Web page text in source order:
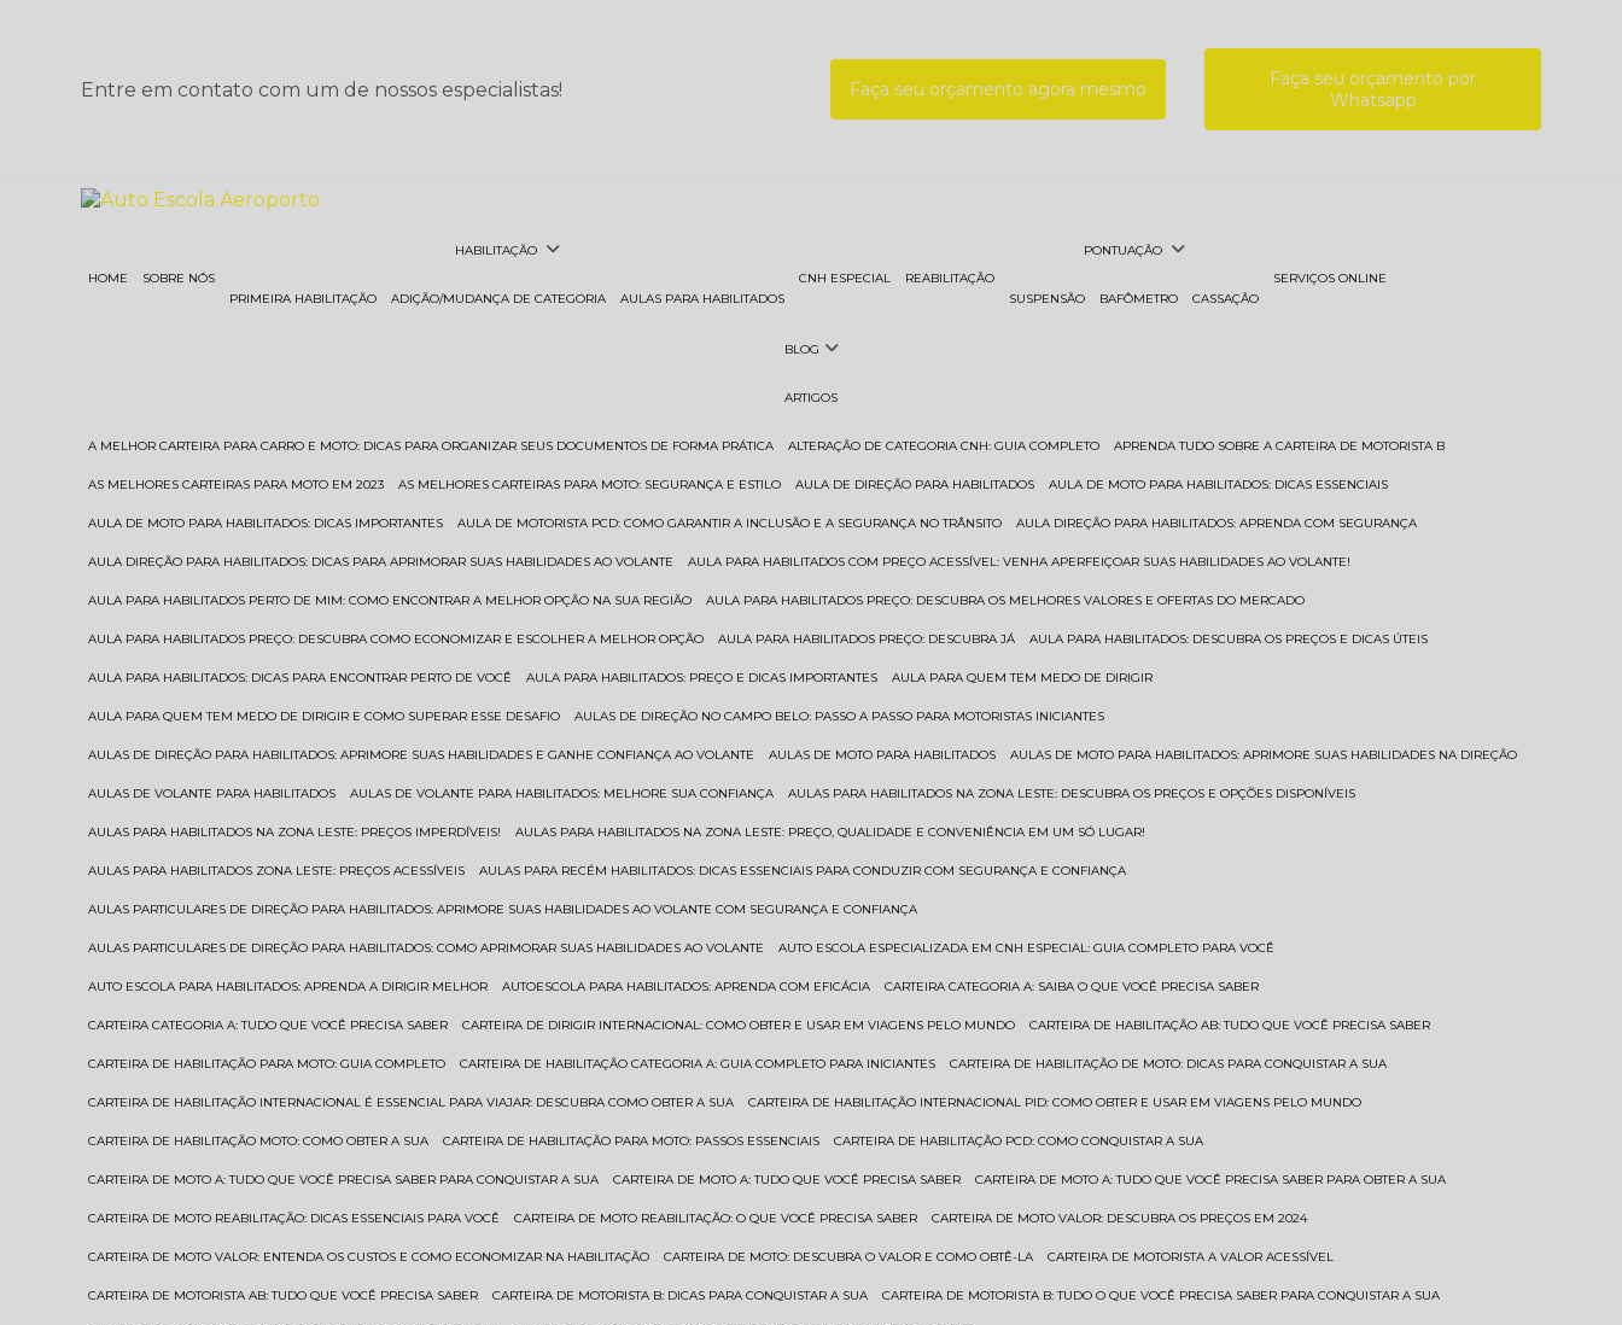
Entre em contato com um de nossos especialistas! Faça seu orçamento agora mesmo
Faça seu orçamento por
Whatsapp
HOME SOBRE NÓS
HABILITAÇÃO
PRIMEIRA HABILITAÇÃO ADIÇÃO/MUDANÇA DE CATEGORIA AULAS PARA HABILITADOS
CNH ESPECIAL REABILITAÇÃO
PONTUAÇÃO
SUSPENSÃO BAFÔMETRO CASSAÇÃO
SERVIÇOS ONLINE
BLOG
ARTIGOS
A MELHOR CARTEIRA PARA CARRO E MOTO: DICAS PARA ORGANIZAR SEUS DOCUMENTOS DE FORMA PRÁTICA ALTERAÇÃO DE CATEGORIA CNH: GUIA COMPLETO APRENDA TUDO SOBRE A CARTEIRA DE MOTORISTA B
AS MELHORES CARTEIRAS PARA MOTO EM 2023 AS MELHORES CARTEIRAS PARA MOTO: SEGURANÇA E ESTILO AULA DE DIREÇÃO PARA HABILITADOS AULA DE MOTO PARA HABILITADOS: DICAS ESSENCIAIS
AULA DE MOTO PARA HABILITADOS: DICAS IMPORTANTES AULA DE MOTORISTA PCD: COMO GARANTIR A INCLUSÃO E A SEGURANÇA NO TRÂNSITO AULA DIREÇÃO PARA HABILITADOS: APRENDA COM SEGURANÇA
AULA DIREÇÃO PARA HABILITADOS: DICAS PARA APRIMORAR SUAS HABILIDADES AO VOLANTE AULA PARA HABILITADOS COM PREÇO ACESSÍVEL: VENHA APERFEIÇOAR SUAS HABILIDADES AO VOLANTE!
AULA PARA HABILITADOS PERTO DE MIM: COMO ENCONTRAR A MELHOR OPÇÃO NA SUA REGIÃO AULA PARA HABILITADOS PREÇO: DESCUBRA OS MELHORES VALORES E OFERTAS DO MERCADO
AULA PARA HABILITADOS PREÇO: DESCUBRA COMO ECONOMIZAR E ESCOLHER A MELHOR OPÇÃO AULA PARA HABILITADOS PREÇO: DESCUBRA JÁ AULA PARA HABILITADOS: DESCUBRA OS PREÇOS E DICAS ÚTEIS
AULA PARA HABILITADOS: DICAS PARA ENCONTRAR PERTO DE VOCÊ AULA PARA HABILITADOS: PREÇO E DICAS IMPORTANTES AULA PARA QUEM TEM MEDO DE DIRIGIR
AULA PARA QUEM TEM MEDO DE DIRIGIR E COMO SUPERAR ESSE DESAFIO AULAS DE DIREÇÃO NO CAMPO BELO: PASSO A PASSO PARA MOTORISTAS INICIANTES
AULAS DE DIREÇÃO PARA HABILITADOS: APRIMORE SUAS HABILIDADES E GANHE CONFIANÇA AO VOLANTE AULAS DE MOTO PARA HABILITADOS AULAS DE MOTO PARA HABILITADOS: APRIMORE SUAS HABILIDADES NA DIREÇÃO
AULAS DE VOLANTE PARA HABILITADOS AULAS DE VOLANTE PARA HABILITADOS: MELHORE SUA CONFIANÇA AULAS PARA HABILITADOS NA ZONA LESTE: DESCUBRA OS PREÇOS E OPÇÕES DISPONÍVEIS
AULAS PARA HABILITADOS NA ZONA LESTE: PREÇOS IMPERDÍVEIS! AULAS PARA HABILITADOS NA ZONA LESTE: PREÇO, QUALIDADE E CONVENIÊNCIA EM UM SÓ LUGAR!
AULAS PARA HABILITADOS ZONA LESTE: PREÇOS ACESSÍVEIS AULAS PARA RECÉM HABILITADOS: DICAS ESSENCIAIS PARA CONDUZIR COM SEGURANÇA E CONFIANÇA
AULAS PARTICULARES DE DIREÇÃO PARA HABILITADOS: APRIMORE SUAS HABILIDADES AO VOLANTE COM SEGURANÇA E CONFIANÇA
AULAS PARTICULARES DE DIREÇÃO PARA HABILITADOS: COMO APRIMORAR SUAS HABILIDADES AO VOLANTE AUTO ESCOLA ESPECIALIZADA EM CNH ESPECIAL: GUIA COMPLETO PARA VOCÊ
AUTO ESCOLA PARA HABILITADOS: APRENDA A DIRIGIR MELHOR AUTOESCOLA PARA HABILITADOS: APRENDA COM EFICÁCIA CARTEIRA CATEGORIA A: SAIBA O QUE VOCÊ PRECISA SABER
CARTEIRA CATEGORIA A: TUDO QUE VOCÊ PRECISA SABER CARTEIRA DE DIRIGIR INTERNACIONAL: COMO OBTER E USAR EM VIAGENS PELO MUNDO CARTEIRA DE HABILITAÇÃO AB: TUDO QUE VOCÊ PRECISA SABER
CARTEIRA DE HABILITAÇÃO PARA MOTO: GUIA COMPLETO CARTEIRA DE HABILITAÇÃO CATEGORIA A: GUIA COMPLETO PARA INICIANTES CARTEIRA DE HABILITAÇÃO DE MOTO: DICAS PARA CONQUISTAR A SUA
CARTEIRA DE HABILITAÇÃO INTERNACIONAL É ESSENCIAL PARA VIAJAR: DESCUBRA COMO OBTER A SUA CARTEIRA DE HABILITAÇÃO INTERNACIONAL PID: COMO OBTER E USAR EM VIAGENS PELO MUNDO
CARTEIRA DE HABILITAÇÃO MOTO: COMO OBTER A SUA CARTEIRA DE HABILITAÇÃO PARA MOTO: PASSOS ESSENCIAIS CARTEIRA DE HABILITAÇÃO PCD: COMO CONQUISTAR A SUA
CARTEIRA DE MOTO A: TUDO QUE VOCÊ PRECISA SABER PARA CONQUISTAR A SUA CARTEIRA DE MOTO A: TUDO QUE VOCÊ PRECISA SABER CARTEIRA DE MOTO A: TUDO QUE VOCÊ PRECISA SABER PARA OBTER A SUA
CARTEIRA DE MOTO REABILITAÇÃO: DICAS ESSENCIAIS PARA VOCÊ CARTEIRA DE MOTO REABILITAÇÃO: O QUE VOCÊ PRECISA SABER CARTEIRA DE MOTO VALOR: DESCUBRA OS PREÇOS EM 2024
CARTEIRA DE MOTO VALOR: ENTENDA OS CUSTOS E COMO ECONOMIZAR NA HABILITAÇÃO CARTEIRA DE MOTO: DESCUBRA O VALOR E COMO OBTÊ-LA CARTEIRA DE MOTORISTA A VALOR ACESSÍVEL
CARTEIRA DE MOTORISTA AB: TUDO QUE VOCÊ PRECISA SABER CARTEIRA DE MOTORISTA B: DICAS PARA CONQUISTAR A SUA CARTEIRA DE MOTORISTA B: TUDO O QUE VOCÊ PRECISA SABER PARA CONQUISTAR A SUA